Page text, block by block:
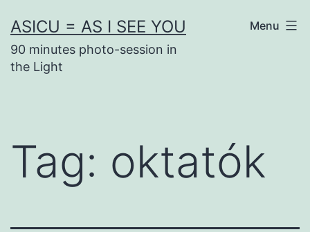
to
content
ASICU = AS I SEE YOU
90 minutes photo-session in
the Light
Menu
Tag: oktatók